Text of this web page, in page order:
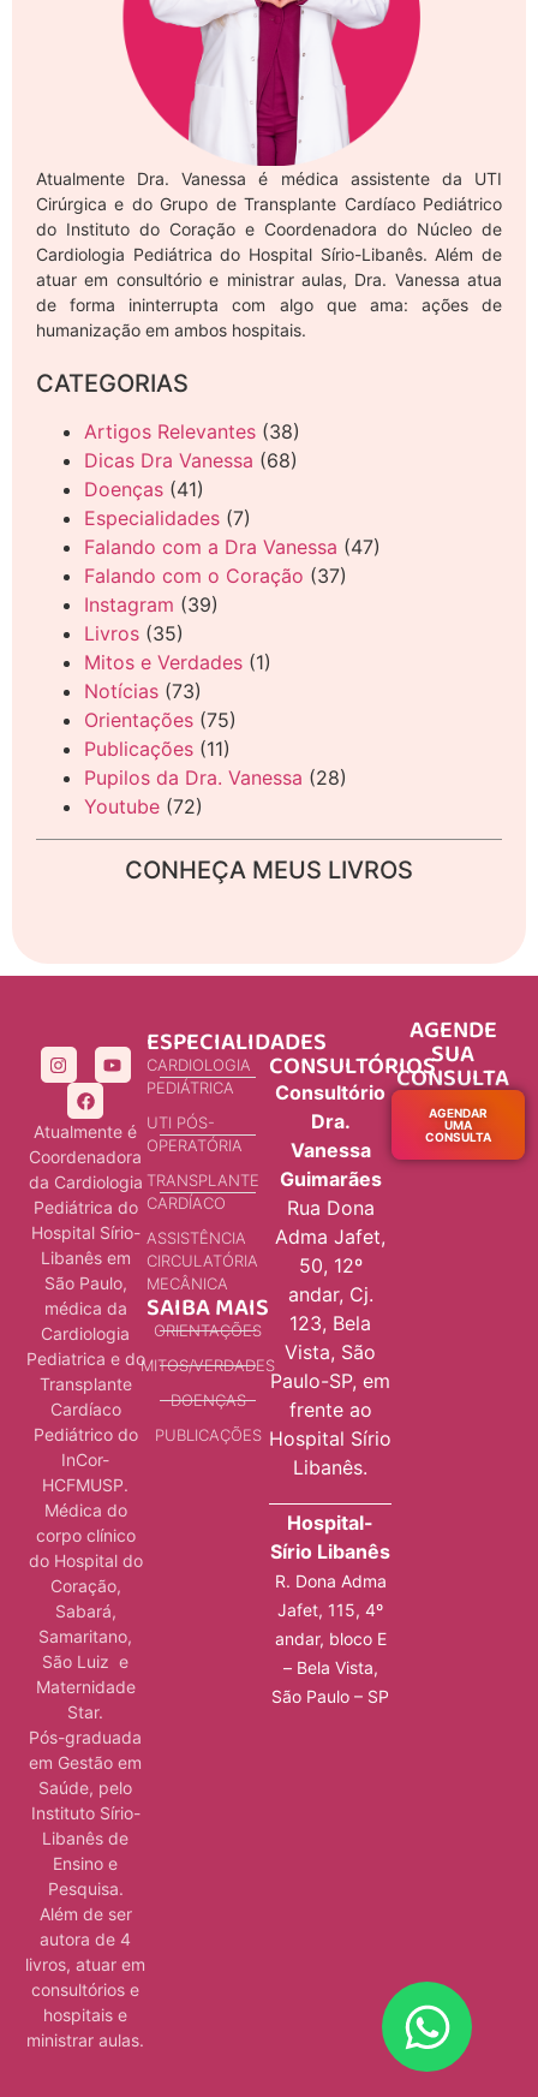
Atualmente Dra. Vanessa é médica assistente da UTI
Cirúrgica e do Grupo de Transplante Cardíaco Pediátrico
do Instituto do Coração e Coordenadora do Núcleo de
Cardiologia Pediátrica do Hospital Sírio-Libanês. Além de
atuar em consultório e ministrar aulas, Dra. Vanessa atua
de forma ininterrupta com algo que ama: ações de
humanização em ambos hospitais.
CATEGORIAS
Artigos Relevantes (38)
Dicas Dra Vanessa (68)
Doenças (41)
Especialidades (7)
Falando com a Dra Vanessa (47)
Falando com o Coração (37)
Instagram (39)
Livros (35)
Mitos e Verdades (1)
Notícias (73)
Orientações (75)
Publicações (11)
Pupilos da Dra. Vanessa (28)
Youtube (72)
CONHEÇA MEUS LIVROS
Atualmente é
Coordenadora
da Cardiologia
Pediátrica do
Hospital Sírio-
Libanês em
São Paulo,
médica da
Cardiologia
Pediatrica e do
Transplante
Cardíaco
Pediátrico do
InCor-
HCFMUSP.
Médica do
corpo clínico
do Hospital do
Coração,
Sabará,
Samaritano,
São Luiz e
Maternidade
Star.
Pós-graduada
em Gestão em
Saúde, pelo
Instituto Sírio-
Libanês de
Ensino e
Pesquisa.
Além de ser
autora de 4
livros, atuar em
consultórios e
hospitais e
ministrar aulas.
ESPECIALIDADES
CARDIOLOGIA
PEDIÁTRICA
UTI PÓS-
OPERATÓRIA
TRANSPLANTE
CARDÍACO
ASSISTÊNCIA
CIRCULATÓRIA
MECÂNICA
SAIBA MAIS
ORIENTAÇÕES
MITOS/VERDADES
DOENÇAS
PUBLICAÇÕES
CONSULTÓRIOS
Consultório
Dra.
Vanessa
Guimarães
Rua Dona
Adma Jafet,
50, 12º
andar, Cj.
123, Bela
Vista, São
Paulo-SP, em
frente ao
Hospital Sírio
Libanês.
Hospital-
Sírio Libanês
R. Dona Adma
Jafet, 115, 4º
andar, bloco E
– Bela Vista,
São Paulo – SP
AGENDE
SUA
CONSULTA
AGENDAR
UMA
CONSULTA